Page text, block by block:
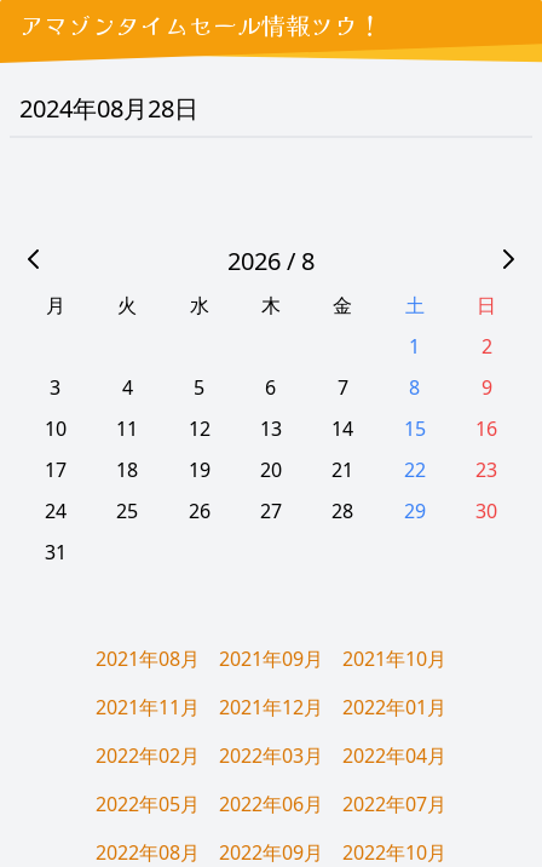
アマゾンタイムセール情報ツウ！
2024年08月28日
2026 / 8
月 火 水 木 金 土
日
1
2
3
4 5 6 7 8
9
10
11 12 13 14 15
16
17
18 19 20 21 22
23
24
25 26 27 28 29
30
31
2021年08月 2021年09月
2021年10月
2021年11月
2021年12月
2022年01月
2022年02月
2022年03月
2022年04月
2022年05月
2022年06月
2022年07月
2022年08月
2022年09月
2022年10月